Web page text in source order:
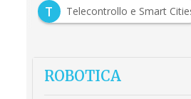
T
Telecontrollo e Smart
ROBOTICA